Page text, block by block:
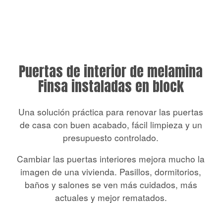
Puertas de interior de melamina
Finsa instaladas en block
Una solución práctica para renovar las puertas
de casa con buen acabado, fácil limpieza y un
presupuesto controlado.
Cambiar las puertas interiores mejora mucho la
imagen de una vivienda. Pasillos, dormitorios,
baños y salones se ven más cuidados, más
actuales y mejor rematados.